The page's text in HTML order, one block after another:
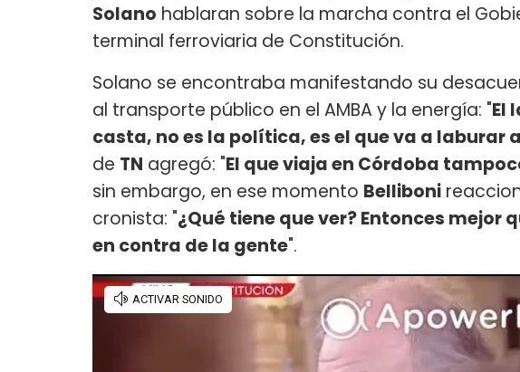
Solano hablaran sobre la marcha contra el
terminal ferroviaria de Constitución.
Solano se encontraba manifestando su
al transporte público en el AMBA y la energía: "El
casta, no es la política, es el que va a laburar
de TN agregó: "El que viaja en Córdoba
sin embargo, en ese momento Belliboni
cronista: "¿Qué tiene que ver? Entonces mejor
en contra de la gente".